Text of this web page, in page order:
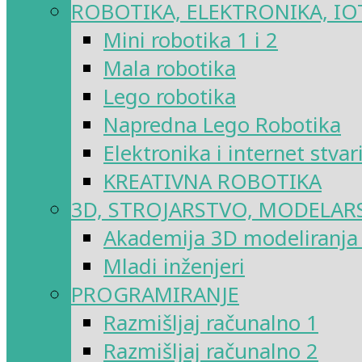
ROBOTIKA, ELEKTRONIKA,
Mini robotika 1 i 2
Mala robotika
Lego robotika
Napredna Lego Robotika
Elektronika i internet
KREATIVNA ROBOTIKA
3D, STROJARSTVO,
Akademija 3D
Mladi inženjeri
PROGRAMIRANJE
Razmišljaj računalno 1
Razmišljaj računalno 2